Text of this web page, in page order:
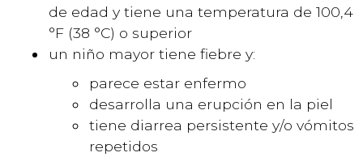
de edad y tiene una temperatura de 100,4
°F (38 °C) o superior
un niño mayor tiene fiebre y:
parece estar enfermo
desarrolla una erupción en la piel
tiene diarrea persistente y/o vómitos
repetidos